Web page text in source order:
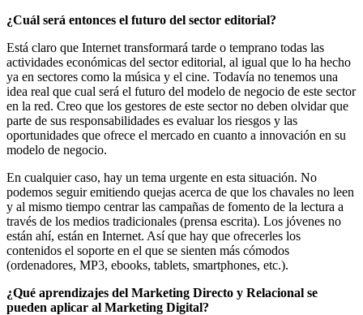
¿Cuál será entonces el futuro del sector editorial?
Está claro que Internet transformará tarde o temprano todas las
actividades económicas del sector editorial, al igual que lo ha hecho
ya en sectores como la música y el cine. Todavía no tenemos una
idea real que cual será el futuro del modelo de negocio de este sector
en la red. Creo que los gestores de este sector no deben olvidar que
parte de sus responsabilidades es evaluar los riesgos y las
oportunidades que ofrece el mercado en cuanto a innovación en su
modelo de negocio.
En cualquier caso, hay un tema urgente en esta situación. No
podemos seguir emitiendo quejas acerca de que los chavales no leen
y al mismo tiempo centrar las campañas de fomento de la lectura a
través de los medios tradicionales (prensa escrita). Los jóvenes no
están ahí, están en Internet. Así que hay que ofrecerles los
contenidos el soporte en el que se sienten más cómodos
(ordenadores, MP3, ebooks, tablets, smartphones, etc.).
¿Qué aprendizajes del Marketing Directo y Relacional se
pueden aplicar al Marketing Digital?